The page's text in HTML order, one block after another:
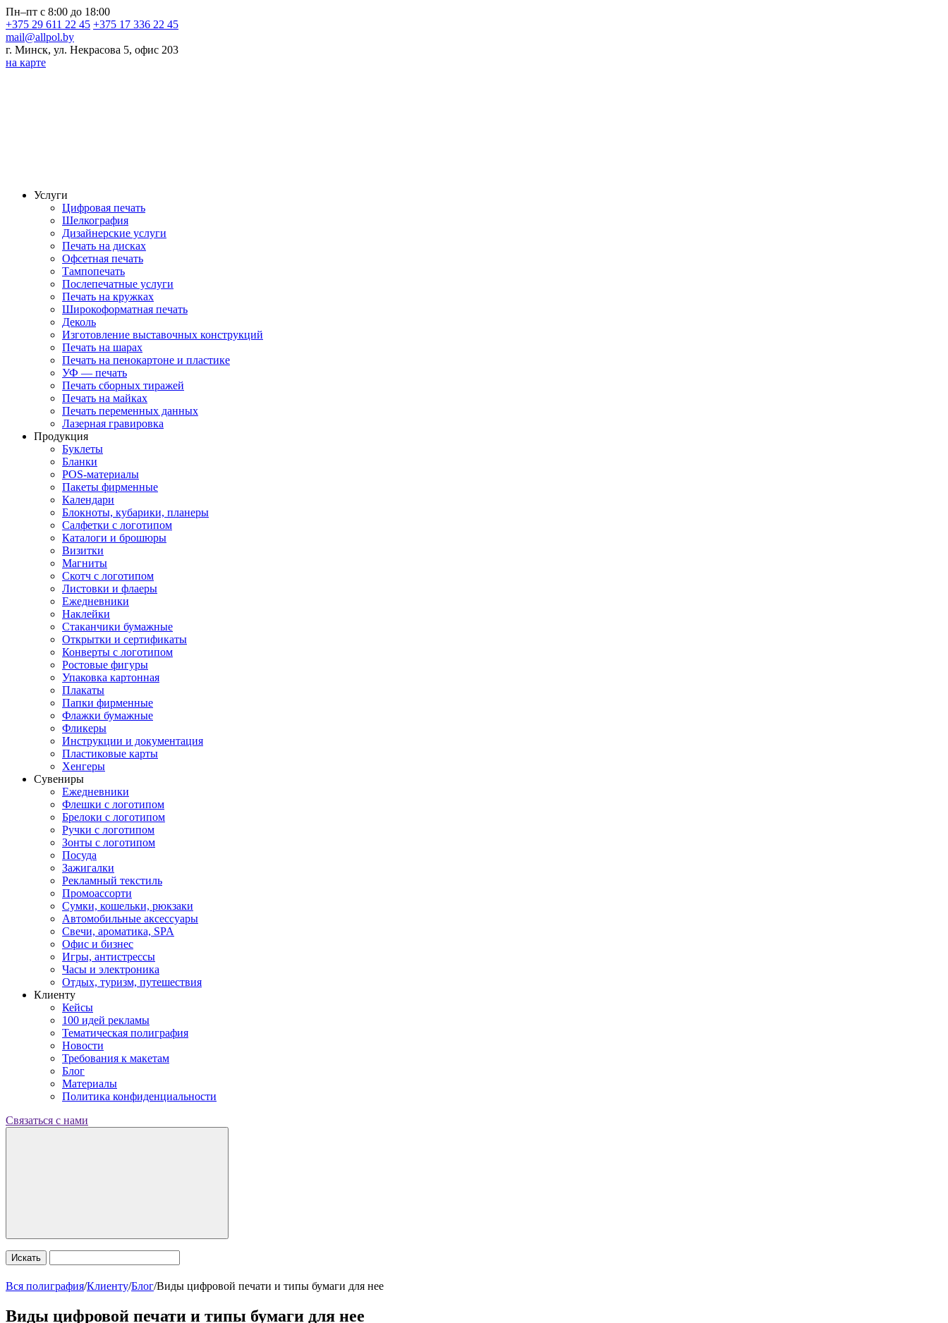
Пн–пт с 8:00 до 18:00
+375 29 611 22 45 +375 17 336 22 45
mail@allpol.by
г. Минск, ул. Некрасова 5, офис 203
на карте
Услуги
Цифровая печать
Шелкография
Дизайнерские услуги
Печать на дисках
Офсетная печать
Тампопечать
Послепечатные услуги
Печать на кружках
Широкоформатная печать
Деколь
Изготовление выставочных конструкций
Печать на шарах
Печать на пенокартоне и пластике
УФ — печать
Печать сборных тиражей
Печать на майках
Печать переменных данных
Лазерная гравировка
Продукция
Буклеты
Бланки
POS-материалы
Пакеты фирменные
Календари
Блокноты, кубарики, планеры
Салфетки с логотипом
Каталоги и брошюры
Визитки
Магниты
Скотч с логотипом
Листовки и флаеры
Ежедневники
Наклейки
Стаканчики бумажные
Открытки и сертификаты
Конверты с логотипом
Ростовые фигуры
Упаковка картонная
Плакаты
Папки фирменные
Флажки бумажные
Фликеры
Инструкции и документация
Пластиковые карты
Хенгеры
Сувениры
Ежедневники
Флешки с логотипом
Брелоки с логотипом
Ручки с логотипом
Зонты с логотипом
Посуда
Зажигалки
Рекламный текстиль
Промоассорти
Сумки, кошельки, рюкзаки
Автомобильные аксессуары
Свечи, ароматика, SPA
Офис и бизнес
Игры, антистрессы
Часы и электроника
Отдых, туризм, путешествия
Клиенту
Кейсы
100 идей рекламы
Тематическая полиграфия
Новости
Требования к макетам
Блог
Материалы
Политика конфиденциальности
Связаться с нами
Искать
Вся полиграфия/Клиенту/Блог/Виды цифровой печати и типы бумаги для нее
Виды цифровой печати и типы бумаги для нее